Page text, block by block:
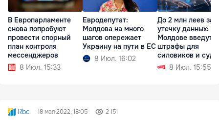
В Европарламенте
снова попробуют
провести спорный
план контроля
мессенджеров
8 Июл. 15:33
Евродепутат:
Молдова на много
шагов опережает
Украину на пути в ЕС
8 Июл. 16:02
До 2 млн леев за
утечку данных: в
Молдове введут
штрафы для
силовиков и
8 Июл. 15:55
Rbc 18 мая 2022, 18:05 2 151